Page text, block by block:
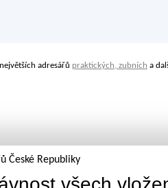
adresářů praktických, zubních a
České Republiky